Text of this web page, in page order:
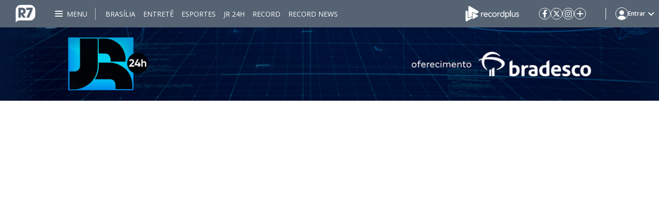
MENU BRASÍLIA ENTRETÊ ESPORTES JR 24H RECORD RECORD NEWS Entrar